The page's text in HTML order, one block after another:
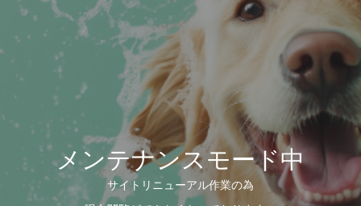
メンテナンスモード中
サイトリニューアル作業の為